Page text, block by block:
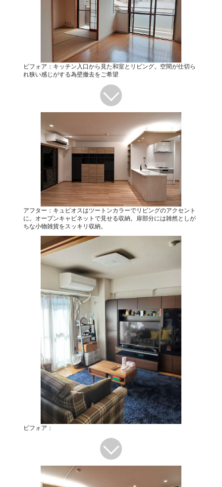
ビフォア：キッチン入口から見た和室とリビング。空間が仕切ら
れ狭い感じがする為壁撤去をご希望
アフター：キュビオスはツートンカラーでリビングのアクセント
に。オープンキャビネットで見せる収納。扉部分には雑然としが
ちな小物雑貨をスッキリ収納。
ビフォア：